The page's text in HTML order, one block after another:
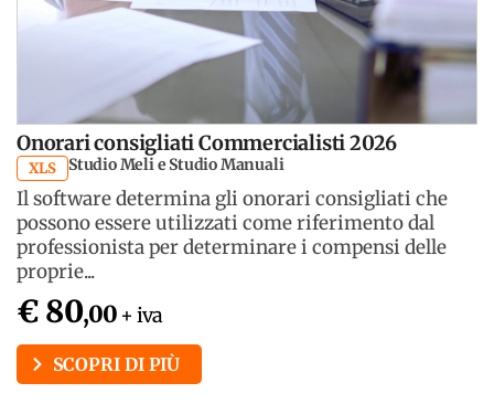
Onorari consigliati Commercialisti 2026
XLS Studio Meli e Studio Manuali
Il software determina gli onorari consigliati che
possono essere utilizzati come riferimento dal
professionista per determinare i compensi delle
proprie...
€ 80,00 + iva
SCOPRI DI PIÙ